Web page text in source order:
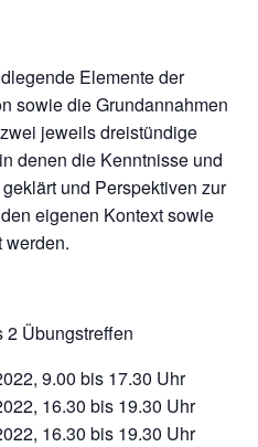
Elemente der
sowie die Grundannahmen
jeweils dreistündige
denen die Kenntnisse und
und Perspektiven zur
eigenen Kontext sowie
werden.
2 Übungstreffen
9.00 bis 17.30 Uhr
16.30 bis 19.30 Uhr
16.30 bis 19.30 Uhr